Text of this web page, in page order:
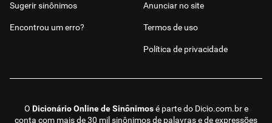
O Dicionário Online de Sinônimosé parte do Dicio.com.bre
conta com mais de 30 mil sinônimos de palavras e de expressões
Sugerir sinônimos
Encontrou um erro?
Anunciar no site
Termos de uso
Política de privacidade